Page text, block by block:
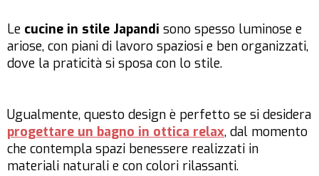
Le cucine in stile Japandi sono spesso luminose e
ariose, con piani di lavoro spaziosi e ben organizzati,
dove la praticità si sposa con lo stile.
Ugualmente, questo design è perfetto se si desidera
progettare un bagno in ottica relax, dal momento
che contempla spazi benessere realizzati in
materiali naturali e con colori rilassanti.